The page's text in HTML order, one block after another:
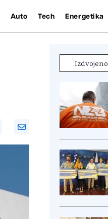
Auto Tech Energetika
Izdvojeno